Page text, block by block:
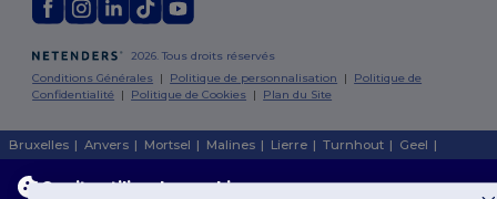
2026. Tous droits réservés
Conditions Générales | Politique de personnalisation | Politique de
Confidentialité | Politique de Cookies | Plan du Site
Bruxelles | Anvers | Mortsel | Malines | Lierre | Turnhout | Geel |
Herentals|Hoogstraten|Bruges
Ce site utilise des cookies